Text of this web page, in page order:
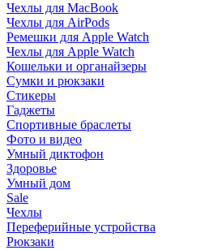
Чехлы для MacBook
Чехлы для AirPods
Ремешки для Apple Watch
Чехлы для Apple Watch
Кошельки и органайзеры
Сумки и рюкзаки
Стикеры
Гаджеты
Спортивные браслеты
Фото и видео
Умный диктофон
Здоровье
Умный дом
Sale
Чехлы
Переферийные устройства
Рюкзаки